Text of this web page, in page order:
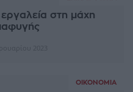
στη μάχη
ΟΙΚΟΝΟΜΊΑ